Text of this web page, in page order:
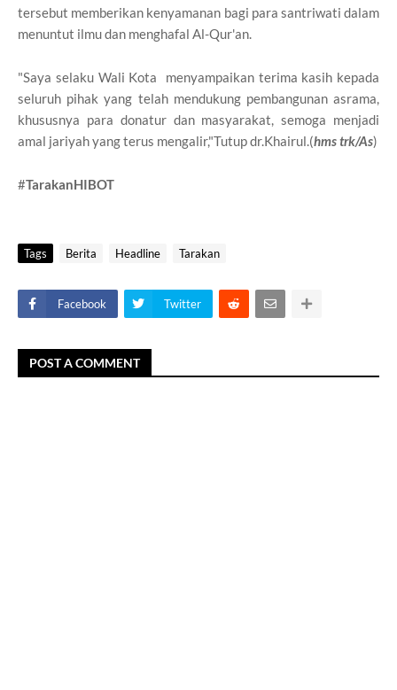
tersebut memberikan kenyamanan bagi para santriwati dalam
menuntut ilmu dan menghafal Al-Qur'an.
"Saya selaku Wali Kota menyampaikan terima kasih kepada
seluruh pihak yang telah mendukung pembangunan asrama,
khususnya para donatur dan masyarakat, semoga menjadi
amal jariyah yang terus mengalir,"Tutup dr.Khairul.(hms trk/As)
#TarakanHIBOT
Tags Berita Headline Tarakan
Facebook Twitter
POST A COMMENT